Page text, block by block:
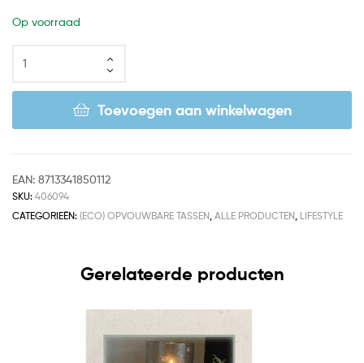
Op voorraad
Toevoegen aan winkelwagen
EAN: 8713341850112
SKU: 406094
CATEGORIEËN: (ECO) OPVOUWBARE TASSEN ALLE PRODUCTEN LIFESTYLE
Gerelateerde producten